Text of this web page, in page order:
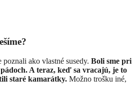
poznali ako vlastné susedy. Boli sme pri
A teraz, keď sa vracajú, je to
staré kamarátky. Možno trošku iné,